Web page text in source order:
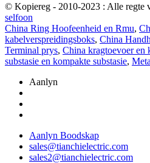
© Kopiereg - 2010-2023 : Alle regte
selfoon
China Ring Hoofeenheid en Rmu,
kabelverspreidingsboks, China
Terminal prys, China kragtoevoer en
substasie en kompakte substasie,
Aanlyn
Aanlyn Boodskap
sales@tianchielectric.com
sales2@tianchielectric.com